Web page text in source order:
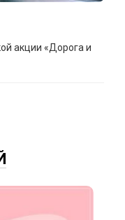
акции «Дорога и